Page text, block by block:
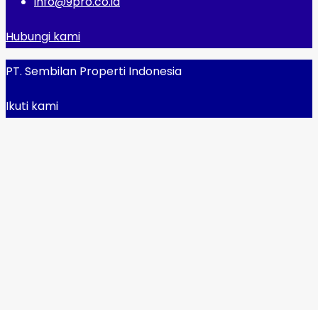
Hubungi kami
PT. Sembilan Properti Indonesia
Ikuti kami